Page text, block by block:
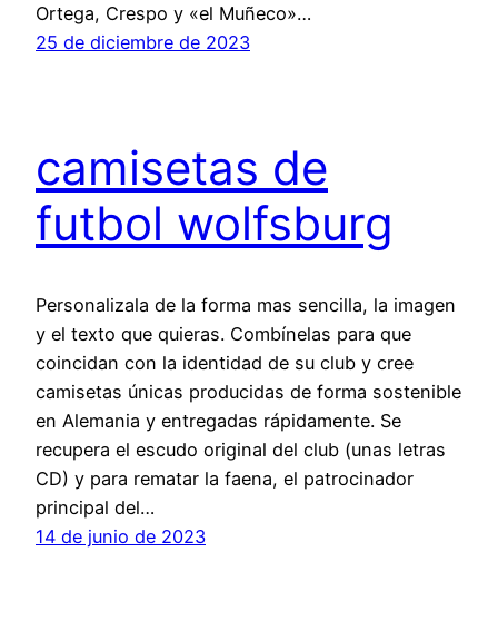
Ortega, Crespo y «el Muñeco»…
25 de diciembre de 2023
camisetas de
futbol wolfsburg
Personalizala de la forma mas sencilla, la imagen
y el texto que quieras. Combínelas para que
coincidan con la identidad de su club y cree
camisetas únicas producidas de forma sostenible
en Alemania y entregadas rápidamente. Se
recupera el escudo original del club (unas letras
CD) y para rematar la faena, el patrocinador
principal del…
14 de junio de 2023